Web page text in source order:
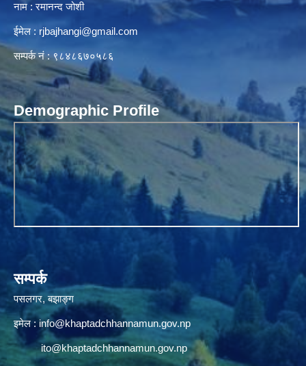
नाम : रमानन्द जोशी
ईमेल : rjbajhangi@gmail.com
सम्पर्क नं : ९८४८६७०५८६
Demographic Profile
सम्पर्क
पसलगर, बझाङ्ग
इमेल : info@khaptadchhannamun.gov.np
ito@khaptadchhannamun.gov.np